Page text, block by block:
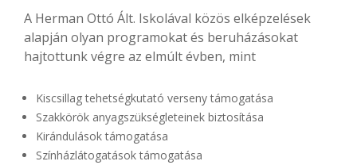
A Herman Ottó Ált. Iskolával közös elképzelések
alapján olyan programokat és beruházásokat
hajtottunk végre az elmúlt évben, mint
Kiscsillag tehetségkutató verseny támogatása
Szakkörök anyagszükségleteinek biztosítása
Kirándulások támogatása
Színházlátogatások támogatása